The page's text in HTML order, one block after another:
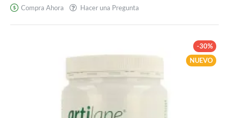
Compra Ahora Hacer una Pregunta
NUEVO
-30%